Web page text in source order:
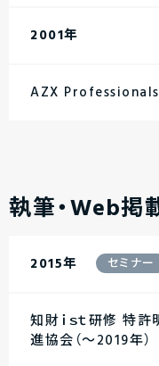
2001年
AZX
執筆・Web掲
2015年 セミナー
知財ｉｓｔ研修 特
進協会（～2019年）